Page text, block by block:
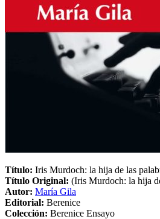
Título: Iris Murdoch: la hija de las
Título Original: (Iris Murdoch: la hija
Autor: María Gila
Editorial: Berenice
Colección: Berenice Ensayo